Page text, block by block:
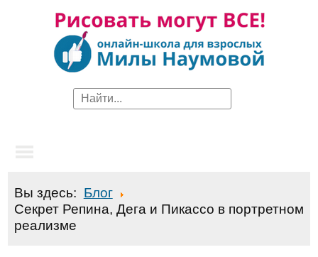
Вы здесь: Блог
Секрет Репина, Дега и Пикассо в портретном
реализме